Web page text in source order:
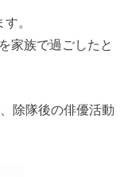
。
家族で過ごしたと
除隊後の俳優活動